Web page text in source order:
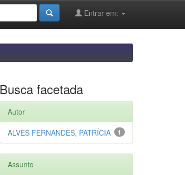
Entrar em:
Busca facetada
Autor
1
ALVES FERNANDES, PATRÍCIA
Assunto